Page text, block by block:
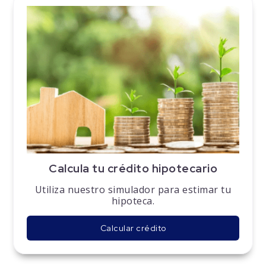
Calcula tu crédito hipotecario
Utiliza nuestro simulador para estimar tu
hipoteca.
Calcular crédito